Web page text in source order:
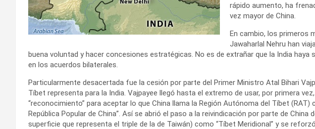
rápido aumento, ha
vez mayor de China.
En cambio, los primeros
Jawaharlal Nehru han
buena voluntad y hacer concesiones estratégicas. No es de extrañar que la India haya
en los acuerdos bilaterales.
Particularmente desacertada fue la cesión por parte del Primer Ministro Atal Bihari
Tíbet representa para la India. Vajpayee llegó hasta el extremo de usar, por primera
“reconocimiento” para aceptar lo que China llama la Región Autónoma del Tíbet
República Popular de China”. Así se abrió el paso a la reivindicación por parte de China
superficie que representa el triple de la de Taiwán) como “Tíbet Meridional” y se